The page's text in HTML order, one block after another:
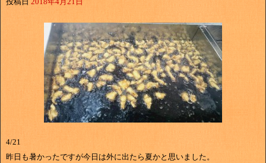
4/21
昨日も暑かったですが今日は外に出たら夏かと思いました。